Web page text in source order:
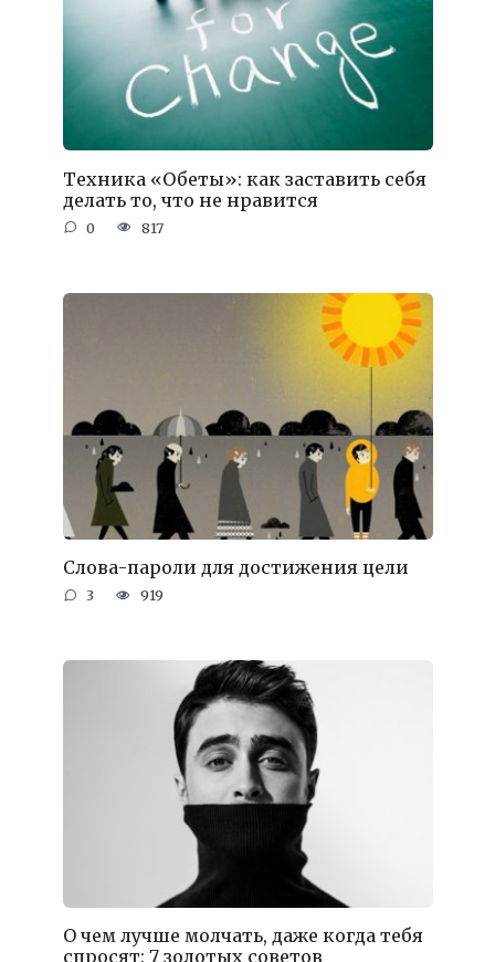
Техника «Обеты»: как заставить себя
делать то, что не нравится
0 817
Слова-пароли для достижения цели
3 919
О чем лучше молчать, даже когда тебя
спросят: 7 золотых советов